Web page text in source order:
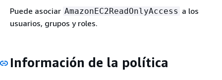
Puede asociar AmazonEC2ReadOnlyAccess a los
usuarios, grupos y roles.
Información de la política